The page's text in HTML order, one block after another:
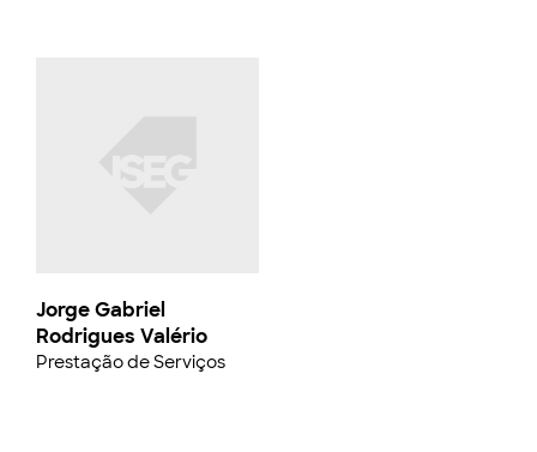
Jorge Gabriel
Rodrigues Valério
Prestação de Serviços